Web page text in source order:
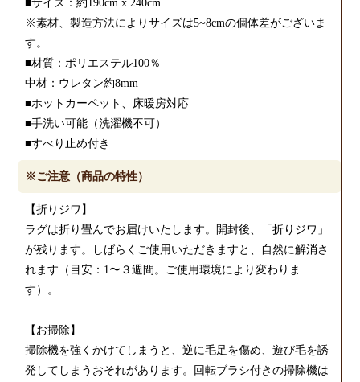
※素材、製造方法によりサイズは5~8cmの個体差がございま
す。
■材質：ポリエステル100％
中材：ウレタン約8mm
■ホットカーペット、床暖房対応
■手洗い可能（洗濯機不可）
■すべり止め付き
※ご注意（商品の特性）
【折りジワ】
ラグは折り畳んでお届けいたします。開封後、「折りジワ」
が残ります。しばらくご使用いただきますと、自然に解消さ
れます（目安：1〜３週間。ご使用環境により変わりま
す）。
【お掃除】
掃除機を強くかけてしまうと、逆に毛足を傷め、遊び毛を誘
発してしまうおそれがあります。回転ブラシ付きの掃除機は